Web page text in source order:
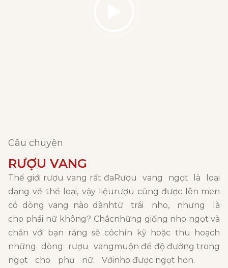
Câu chuyện
RƯỢU VANG
Thế giới rượu vang rất đa
dạng về thể loại, vậy liệu
có dòng vang nào dành
cho phái nữ không? Chắc
chắn với bạn rằng sẽ có
những dòng rượu vang
ngọt cho phụ nữ. Với
Rượu vang ngọt là loại
rượu cũng được lên men
từ trái nho, nhưng là
những giống nho ngọt và
chín kỹ hoặc thu hoạch
muộn để độ đường trong
nho được ngọt hơn.